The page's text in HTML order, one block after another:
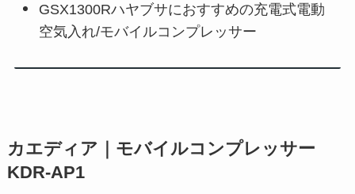
GSX1300Rハヤブサにおすすめの充電式電動
空気入れ/モバイルコンプレッサー
カエディア｜モバイルコンプレッサー
KDR-AP1